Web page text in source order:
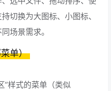
切换为大图标、小图标、
场景需求。
单）
”样式的菜单（类似